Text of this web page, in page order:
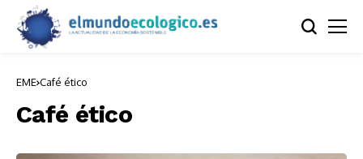
EME Café ético
Café ético